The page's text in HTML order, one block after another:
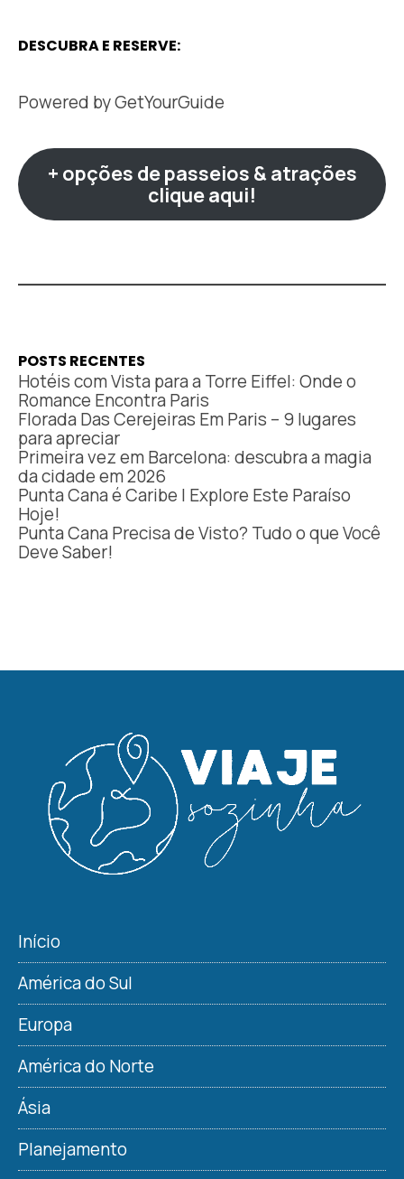
DESCUBRA E RESERVE:
Powered byGetYourGuide
+ opções de passeios & atrações
clique aqui!
POSTS RECENTES
Hotéis com Vista para a Torre Eiffel: Onde o
Romance Encontra Paris
Florada Das Cerejeiras Em Paris – 9 lugares
para apreciar
Primeira vez em Barcelona: descubra a magia
da cidade em 2026
Punta Cana é Caribe | Explore Este Paraíso
Hoje!
Punta Cana Precisa de Visto? Tudo o que Você
Deve Saber!
Início
América do Sul
Europa
América do Norte
Ásia
Planejamento